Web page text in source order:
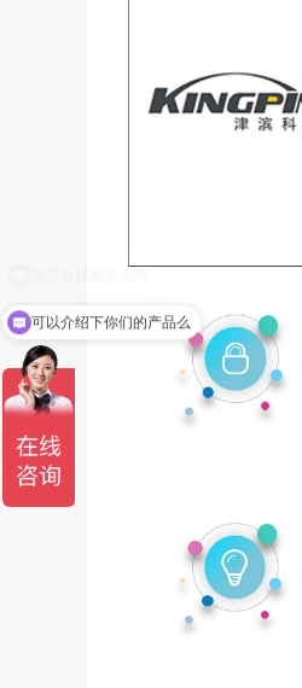
可以介绍下你们的产品么